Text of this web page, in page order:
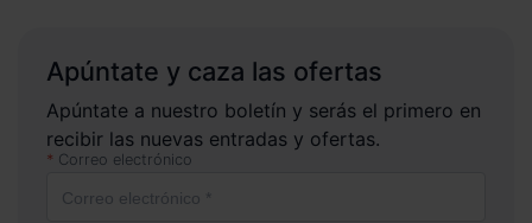
Apúntate y caza las ofertas
Apúntate a nuestro boletín y serás el primero en
recibir las nuevas entradas y ofertas.
Correo electrónico